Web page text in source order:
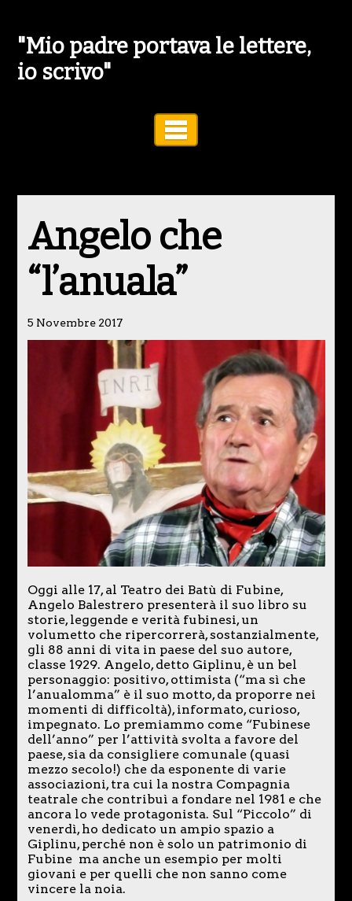
"Mio padre portava le lettere,
io scrivo"
Angelo che
“l’anuala”
5 Novembre 2017
Oggi alle 17, al Teatro dei Batù di Fubine,
Angelo Balestrero presenterà il suo libro su
storie, leggende e verità fubinesi, un
volumetto che ripercorrerà, sostanzialmente,
gli 88 anni di vita in paese del suo autore,
classe 1929. Angelo, detto Giplinu, è un bel
personaggio: positivo, ottimista (“ma sì che
l’anualomma” è il suo motto, da proporre nei
momenti di difficoltà), informato, curioso,
impegnato. Lo premiammo come “Fubinese
dell’anno” per l’attività svolta a favore del
paese, sia da consigliere comunale (quasi
mezzo secolo!) che da esponente di varie
associazioni, tra cui la nostra Compagnia
teatrale che contribuì a fondare nel 1981 e che
ancora lo vede protagonista. Sul “Piccolo” di
venerdì, ho dedicato un ampio spazio a
Giplinu, perché non è solo un patrimonio di
Fubine ma anche un esempio per molti
giovani e per quelli che non sanno come
vincere la noia.